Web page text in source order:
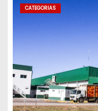
CATEGORIAS